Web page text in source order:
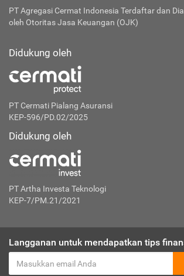
PT Agregasi Cermat Indonesia Terdaftar dan
oleh Otoritas Jasa Keuangan (OJK)
Didukung oleh
PT Cermati Pialang Asuransi
KEP-596/PD.02/2025
Didukung oleh
PT Artha Investa Teknologi
KEP-7/PM.21/2021
Langganan untuk mendapatkan tips